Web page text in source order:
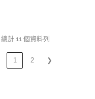
計 11 個資料列
1 2 ❯